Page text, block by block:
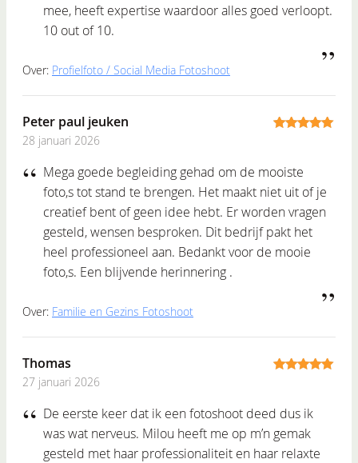
mee, heeft expertise waardoor alles goed verloopt.
10 out of 10.
Over: Profielfoto / Social Media Fotoshoot
Peter paul jeuken
28 januari 2026
Mega goede begleiding gehad om de mooiste
foto,s tot stand te brengen. Het maakt niet uit of je
creatief bent of geen idee hebt. Er worden vragen
gesteld, wensen besproken. Dit bedrijf pakt het
heel professioneel aan. Bedankt voor de mooie
foto,s. Een blijvende herinnering .
Over: Familie en Gezins Fotoshoot
Thomas
27 januari 2026
De eerste keer dat ik een fotoshoot deed dus ik
was wat nerveus. Milou heeft me op m’n gemak
gesteld met haar professionaliteit en haar relaxte